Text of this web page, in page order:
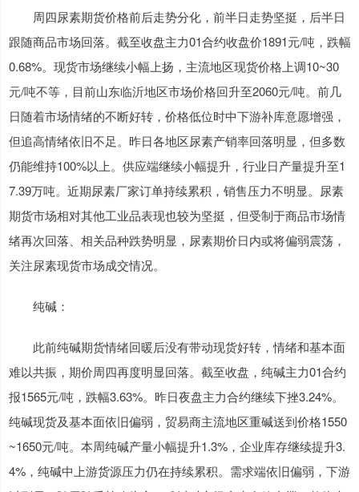
周四尿素期货价格前后走势分化，前半日走势坚挺，后半日
跟随商品市场回落。截至收盘主力01合约收盘价1891元/吨，跌幅
0.68%。现货市场继续小幅上扬，主流地区现货价格上调10~30
元/吨不等，目前山东临沂地区市场价格回升至2060元/吨。前几
日随着市场情绪的不断好转，价格低位时中下游补库意愿增强，
但追高情绪依旧不足。昨日各地区尿素产销率回落明显，但多数
仍能维持100%以上。供应端继续小幅提升，行业日产量提升至1
7.39万吨。近期尿素厂家订单持续累积，销售压力不明显。尿素
期货市场相对其他工业品表现也较为坚挺，但受制于商品市场情
绪再次回落、相关品种跌势明显，尿素期价日内或将偏弱震荡，
关注尿素现货市场成交情况。
纯碱：
此前纯碱期货情绪回暖后没有带动现货好转，情绪和基本面
难以共振，期价周四再度明显回落。截至收盘，纯碱主力01合约
报1565元/吨，跌幅3.63%。昨日夜盘主力合约继续下挫3.24%。
纯碱现货及基本面依旧偏弱，贸易商主流地区重碱送到价格1550
~1650元/吨。本周纯碱产量小幅提升1.3%，企业库存继续提升3.
4%，纯碱中上游货源压力仍在持续累积。需求端依旧偏弱，下游